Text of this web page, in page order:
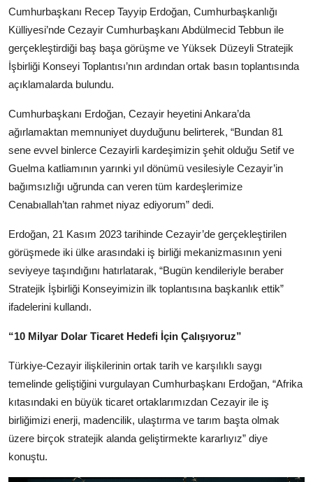
Cumhurbaşkanı Recep Tayyip Erdoğan, Cumhurbaşkanlığı
Külliyesi’nde Cezayir Cumhurbaşkanı Abdülmecid Tebbun ile
gerçekleştirdiği baş başa görüşme ve Yüksek Düzeyli Stratejik
İşbirliği Konseyi Toplantısı’nın ardından ortak basın toplantısında
açıklamalarda bulundu.
Cumhurbaşkanı Erdoğan, Cezayir heyetini Ankara’da
ağırlamaktan memnuniyet duyduğunu belirterek, “Bundan 81
sene evvel binlerce Cezayirli kardeşimizin şehit olduğu Setif ve
Guelma katliamının yarınki yıl dönümü vesilesiyle Cezayir’in
bağımsızlığı uğrunda can veren tüm kardeşlerimize
Cenabıallah’tan rahmet niyaz ediyorum” dedi.
Erdoğan, 21 Kasım 2023 tarihinde Cezayir’de gerçekleştirilen
görüşmede iki ülke arasındaki iş birliği mekanizmasının yeni
seviyeye taşındığını hatırlatarak, “Bugün kendileriyle beraber
Stratejik İşbirliği Konseyimizin ilk toplantısına başkanlık ettik”
ifadelerini kullandı.
“10 Milyar Dolar Ticaret Hedefi İçin Çalışıyoruz”
Türkiye-Cezayir ilişkilerinin ortak tarih ve karşılıklı saygı
temelinde geliştiğini vurgulayan Cumhurbaşkanı Erdoğan, “Afrika
kıtasındaki en büyük ticaret ortaklarımızdan Cezayir ile iş
birliğimizi enerji, madencilik, ulaştırma ve tarım başta olmak
üzere birçok stratejik alanda geliştirmekte kararlıyız” diye
konuştu.